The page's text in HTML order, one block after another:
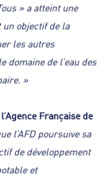
» a atteint une
un objectif de la
les autres
domaine de l’eau des
»
Française de
l’AFD poursuive sa
de développement
et